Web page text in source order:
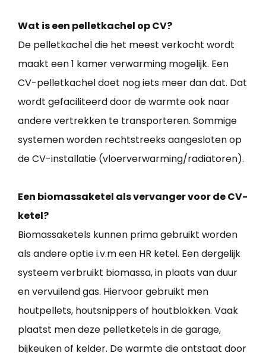
Wat is een pelletkachel op CV?
De pelletkachel die het meest verkocht wordt
maakt een 1 kamer verwarming mogelijk. Een
CV-pelletkachel doet nog iets meer dan dat. Dat
wordt gefaciliteerd door de warmte ook naar
andere vertrekken te transporteren. Sommige
systemen worden rechtstreeks aangesloten op
de CV-installatie (vloerverwarming/radiatoren).
Een biomassaketel als vervanger voor de CV-
ketel?
Biomassaketels kunnen prima gebruikt worden
als andere optie i.v.m een HR ketel. Een dergelijk
systeem verbruikt biomassa, in plaats van duur
en vervuilend gas. Hiervoor gebruikt men
houtpellets, houtsnippers of houtblokken. Vaak
plaatst men deze pelletketels in de garage,
bijkeuken of kelder. De warmte die ontstaat door